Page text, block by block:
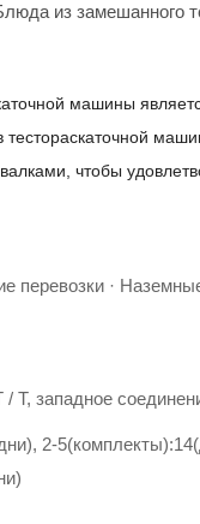
из замешанного
машины
чтобы
перевозки ·
Т, западное
2-